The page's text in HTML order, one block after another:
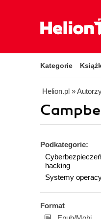
Kategorie
Helion.pl »
Podkategorie:
hacking
Systemy
Format